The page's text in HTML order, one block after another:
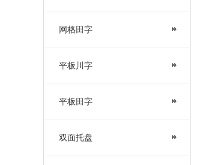
网格田字
平板川字
平板田字
双面托盘